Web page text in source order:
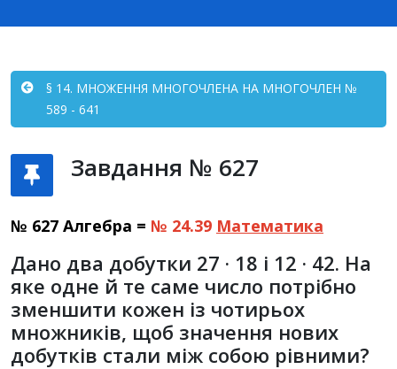
§ 14. МНОЖЕННЯ МНОГОЧЛЕНА НА МНОГОЧЛЕН №
589 - 641
Завдання № 627
№ 627 Алгебра = № 24.39 Математика
Дано два добутки 27 · 18 і 12 · 42. На
яке одне й те саме число потрібно
зменшити кожен із чотирьох
множників, щоб значення нових
добутків стали між собою рівними?